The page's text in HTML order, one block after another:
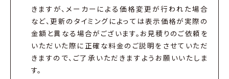
きますが、メーカーによる価格変更が行われた場合
など、更新のタイミングによっては表示価格が実際の
金額と異なる場合がございます。お見積りのご依頼を
いただいた際に正確な料金のご説明をさせていただ
きますので、ご了承いただきますようお願いいたしま
す。